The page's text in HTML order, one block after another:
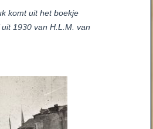
komt uit het boekje
uit 1930 van H.L.M. van